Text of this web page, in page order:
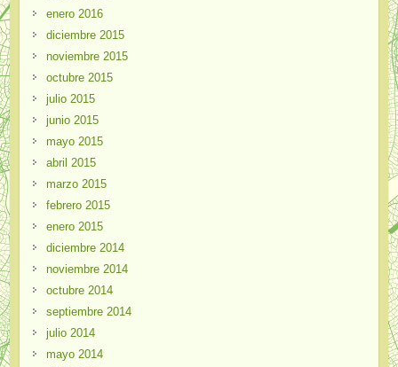
enero 2016
diciembre 2015
noviembre 2015
octubre 2015
julio 2015
junio 2015
mayo 2015
abril 2015
marzo 2015
febrero 2015
enero 2015
diciembre 2014
noviembre 2014
octubre 2014
septiembre 2014
julio 2014
mayo 2014